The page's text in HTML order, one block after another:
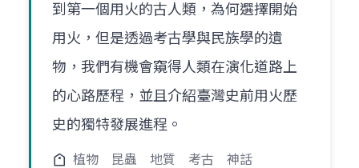
到第一個用火的古人類，為何選擇開始
用火，但是透過考古學與民族學的遺
物，我們有機會窺得人類在演化道路上
的心路歷程，並且介紹臺灣史前用火歷
史的獨特發展進程。
植物 昆蟲 地質 考古 神話